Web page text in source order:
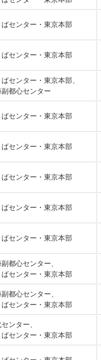
ばセンター・東京本部
ばセンター・東京本部
センター・東京本部、
副都心センター
ばセンター・東京本部
ばセンター・東京本部
ばセンター・東京本部
ばセンター・東京本部
ばセンター・東京本部
都心センター、
ばセンター・東京本部
都心センター、
ばセンター・東京本部
ンター、
ばセンター・東京本部